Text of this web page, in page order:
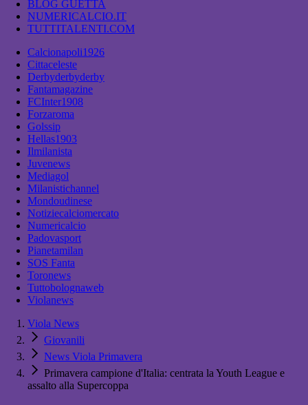
BLOG GUETTA
NUMERICALCIO.IT
TUTTITALENTI.COM
Calcionapoli1926
Cittaceleste
Derbyderbyderby
Fantamagazine
FCInter1908
Forzaroma
Golssip
Hellas1903
Ilmilanista
Juvenews
Mediagol
Milanistichannel
Mondoudinese
Notiziecalciomercato
Numericalcio
Padovasport
Pianetamilan
SOS Fanta
Toronews
Tuttobolognaweb
Violanews
Viola News
Giovanili
News Viola Primavera
Primavera campione d'Italia: centrata la Youth League e
assalto alla Supercoppa